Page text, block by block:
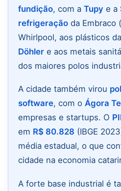
fundição, com a Tupy e a
refrigeração da Embraco
Whirlpool, aos plásticos da
Döhler e aos metais
dos maiores polos
A cidade também virou
software, com o Ágora
empresas e startups. O
em R$ 80.828 (IBGE
média estadual, o que
cidade na economia
A forte base industrial é